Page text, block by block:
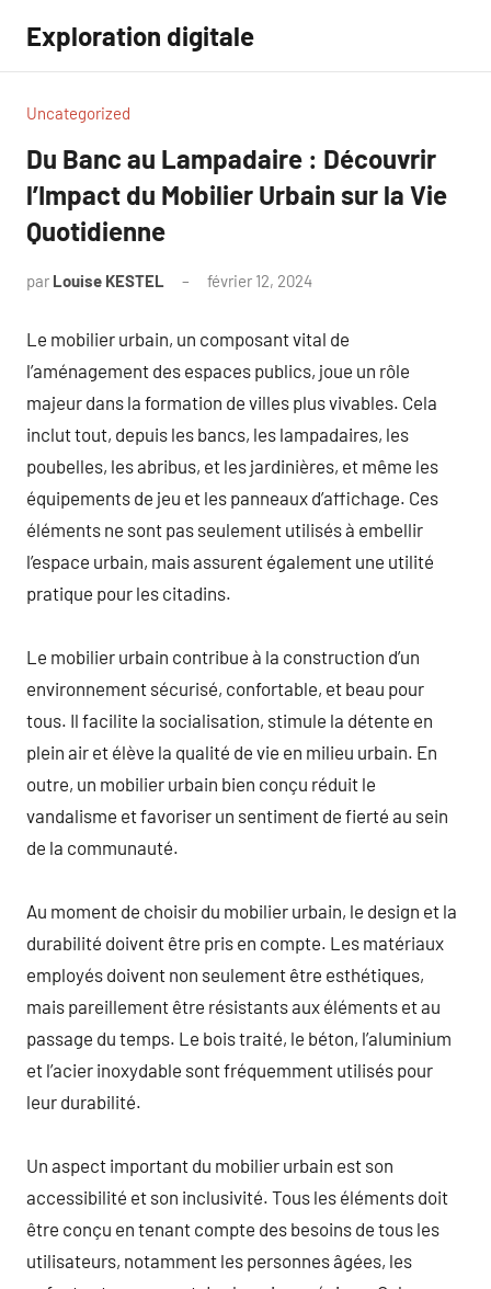
contenu
Exploration digitale
Uncategorized
Du Banc au Lampadaire : Découvrir
l’Impact du Mobilier Urbain sur la Vie
Quotidienne
par Louise KESTEL février 12, 2024
Le mobilier urbain, un composant vital de
l’aménagement des espaces publics, joue un rôle
majeur dans la formation de villes plus vivables. Cela
inclut tout, depuis les bancs, les lampadaires, les
poubelles, les abribus, et les jardinières, et même les
équipements de jeu et les panneaux d’affichage. Ces
éléments ne sont pas seulement utilisés à embellir
l’espace urbain, mais assurent également une utilité
pratique pour les citadins.
Le mobilier urbain contribue à la construction d’un
environnement sécurisé, confortable, et beau pour
tous. Il facilite la socialisation, stimule la détente en
plein air et élève la qualité de vie en milieu urbain. En
outre, un mobilier urbain bien conçu réduit le
vandalisme et favoriser un sentiment de fierté au sein
de la communauté.
Au moment de choisir du mobilier urbain, le design et la
durabilité doivent être pris en compte. Les matériaux
employés doivent non seulement être esthétiques,
mais pareillement être résistants aux éléments et au
passage du temps. Le bois traité, le béton, l’aluminium
et l’acier inoxydable sont fréquemment utilisés pour
leur durabilité.
Un aspect important du mobilier urbain est son
accessibilité et son inclusivité. Tous les éléments doit
être conçu en tenant compte des besoins de tous les
utilisateurs, notamment les personnes âgées, les